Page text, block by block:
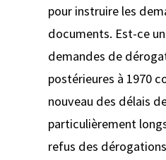
pour instruire les
documents. Est-ce
demandes de
postérieures à 1970
nouveau des délais
particulièrement
refus des